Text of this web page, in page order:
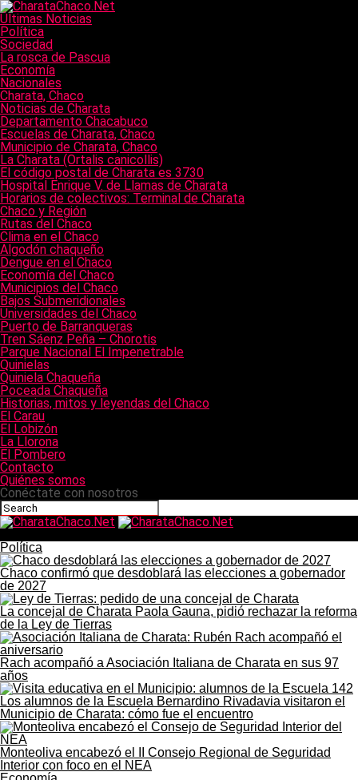
Últimas Noticias
Política
Sociedad
La rosca de Pascua
Economía
Nacionales
Charata, Chaco
Noticias de Charata
Departamento Chacabuco
Escuelas de Charata, Chaco
Municipio de Charata, Chaco
La Charata (Ortalis canicollis)
El código postal de Charata es 3730
Hospital Enrique V. de Llamas de Charata
Horarios de colectivos: Terminal de Charata
Chaco y Región
Rutas del Chaco
Clima en el Chaco
Algodón chaqueño
Dengue en el Chaco
Economía del Chaco
Municipios del Chaco
Bajos Submeridionales
Universidades del Chaco
Puerto de Barranqueras
Tren Sáenz Peña – Chorotis
Parque Nacional El Impenetrable
Quinielas
Quiniela Chaqueña
Poceada Chaqueña
Historias, mitos y leyendas del Chaco
El Carau
El Lobizón
La Llorona
El Pombero
Contacto
Quiénes somos
Conéctate con nosotros
Política
Chaco confirmó que desdoblará las elecciones a gobernador
de 2027
La concejal de Charata Paola Gauna, pidió rechazar la reforma
de la Ley de Tierras
Rach acompañó a Asociación Italiana de Charata en sus 97
años
Los alumnos de la Escuela Bernardino Rivadavia visitaron el
Municipio de Charata: cómo fue el encuentro
Monteoliva encabezó el II Consejo Regional de Seguridad
Interior con foco en el NEA